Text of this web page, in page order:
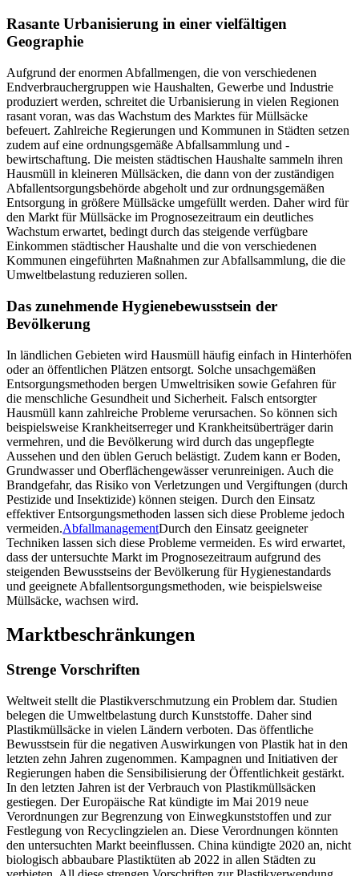
Rasante Urbanisierung in einer vielfältigen
Geographie
Aufgrund der enormen Abfallmengen, die von verschiedenen
Endverbrauchergruppen wie Haushalten, Gewerbe und Industrie
produziert werden, schreitet die Urbanisierung in vielen Regionen
rasant voran, was das Wachstum des Marktes für Müllsäcke
befeuert. Zahlreiche Regierungen und Kommunen in Städten setzen
zudem auf eine ordnungsgemäße Abfallsammlung und -
bewirtschaftung. Die meisten städtischen Haushalte sammeln ihren
Hausmüll in kleineren Müllsäcken, die dann von der zuständigen
Abfallentsorgungsbehörde abgeholt und zur ordnungsgemäßen
Entsorgung in größere Müllsäcke umgefüllt werden. Daher wird für
den Markt für Müllsäcke im Prognosezeitraum ein deutliches
Wachstum erwartet, bedingt durch das steigende verfügbare
Einkommen städtischer Haushalte und die von verschiedenen
Kommunen eingeführten Maßnahmen zur Abfallsammlung, die die
Umweltbelastung reduzieren sollen.
Das zunehmende Hygienebewusstsein der
Bevölkerung
In ländlichen Gebieten wird Hausmüll häufig einfach in Hinterhöfen
oder an öffentlichen Plätzen entsorgt. Solche unsachgemäßen
Entsorgungsmethoden bergen Umweltrisiken sowie Gefahren für
die menschliche Gesundheit und Sicherheit. Falsch entsorgter
Hausmüll kann zahlreiche Probleme verursachen. So können sich
beispielsweise Krankheitserreger und Krankheitsüberträger darin
vermehren, und die Bevölkerung wird durch das ungepflegte
Aussehen und den üblen Geruch belästigt. Zudem kann er Boden,
Grundwasser und Oberflächengewässer verunreinigen. Auch die
Brandgefahr, das Risiko von Verletzungen und Vergiftungen (durch
Pestizide und Insektizide) können steigen. Durch den Einsatz
effektiver Entsorgungsmethoden lassen sich diese Probleme jedoch
vermeiden.AbfallmanagementDurch den Einsatz geeigneter
Techniken lassen sich diese Probleme vermeiden. Es wird erwartet,
dass der untersuchte Markt im Prognosezeitraum aufgrund des
steigenden Bewusstseins der Bevölkerung für Hygienestandards
und geeignete Abfallentsorgungsmethoden, wie beispielsweise
Müllsäcke, wachsen wird.
Marktbeschränkungen
Strenge Vorschriften
Weltweit stellt die Plastikverschmutzung ein Problem dar. Studien
belegen die Umweltbelastung durch Kunststoffe. Daher sind
Plastikmüllsäcke in vielen Ländern verboten. Das öffentliche
Bewusstsein für die negativen Auswirkungen von Plastik hat in den
letzten zehn Jahren zugenommen. Kampagnen und Initiativen der
Regierungen haben die Sensibilisierung der Öffentlichkeit gestärkt.
In den letzten Jahren ist der Verbrauch von Plastikmüllsäcken
gestiegen. Der Europäische Rat kündigte im Mai 2019 neue
Verordnungen zur Begrenzung von Einwegkunststoffen und zur
Festlegung von Recyclingzielen an. Diese Verordnungen könnten
den untersuchten Markt beeinflussen. China kündigte 2020 an, nicht
biologisch abbaubare Plastiktüten ab 2022 in allen Städten zu